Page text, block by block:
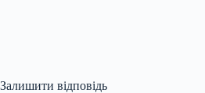
Залишити відповідь